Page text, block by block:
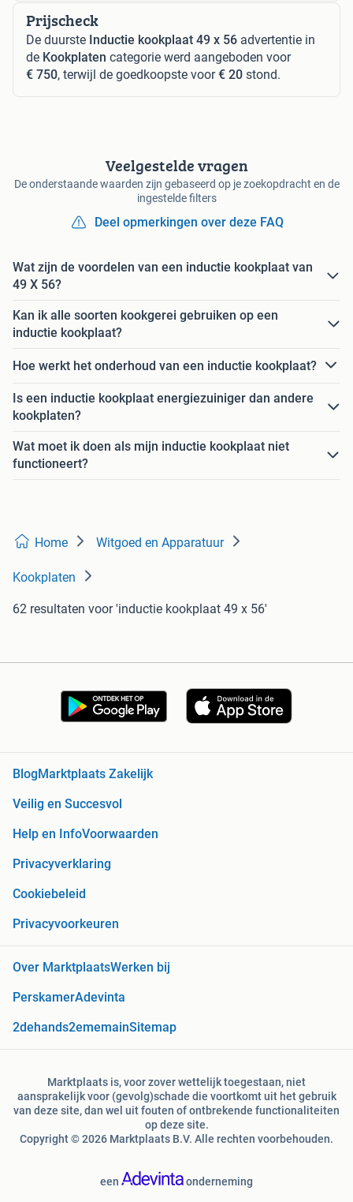
Prijscheck
De duurste Inductie kookplaat 49 x 56 advertentie in
de Kookplaten categorie werd aangeboden voor
€ 750, terwijl de goedkoopste voor€ 20 stond.
Veelgestelde vragen
De onderstaande waarden zijn gebaseerd op je zoekopdracht en de
ingestelde filters
Deel opmerkingen over deze FAQ
Wat zijn de voordelen van een inductie kookplaat van
49 X 56?
Kan ik alle soorten kookgerei gebruiken op een
inductie kookplaat?
Hoe werkt het onderhoud van een inductie kookplaat?
Is een inductie kookplaat energiezuiniger dan andere
kookplaten?
Wat moet ik doen als mijn inductie kookplaat niet
functioneert?
Home Witgoed en Apparatuur
Kookplaten
62 resultaten voor 'inductie kookplaat 49 x 56'
Blog Marktplaats Zakelijk
Veilig en Succesvol
Help en InfoVoorwaarden
Privacyverklaring
Cookiebeleid
Privacyvoorkeuren
Over MarktplaatsWerken bij
PerskamerAdevinta
2dehands2ememainSitemap
Marktplaats is, voor zover wettelijk toegestaan, niet
aansprakelijk voor (gevolg)schade die voortkomt uit het gebruik
van deze site, dan wel uit fouten of ontbrekende functionaliteiten
op deze site.
Copyright © 2026 Marktplaats B.V. Alle rechten voorbehouden.
een onderneming